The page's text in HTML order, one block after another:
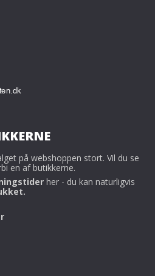
på webshoppen stort. Vil du se
en af butikkerne.
her - du kan naturligvis